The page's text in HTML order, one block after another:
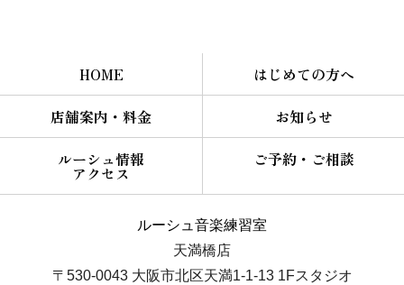
HOME
はじめての方へ
店舗案内・料金
お知らせ
ルーシュ情報
アクセス
ご予約・ご相談
ルーシュ音楽練習室
天満橋店
〒530-0043 大阪市北区天満1-1-13 1Fスタジオ